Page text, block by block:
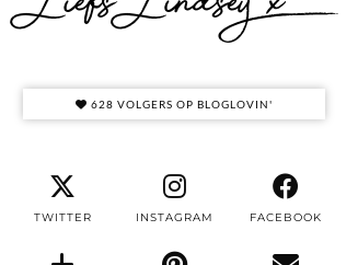
628 VOLGERS OP BLOGLOVIN'
TWITTER INSTAGRAM FACEBOOK